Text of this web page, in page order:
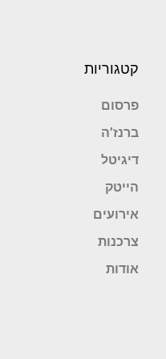
קטגוריות
פרסום
ברנז’ה
דיגיטל
הייטק
אירועים
צרכנות
אודות